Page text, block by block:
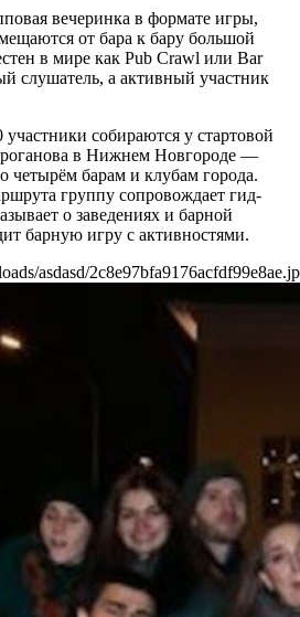
вечеринка в формате игры,
от бара к бару большой
в мире как Pub Crawl или Bar
слушатель, а активный участник
собираются у стартовой
в Нижнем Новгороде —
четырём барам и клубам города.
группу сопровождает гид-
о заведениях и барной
барную игру с активностями.
asdasd/